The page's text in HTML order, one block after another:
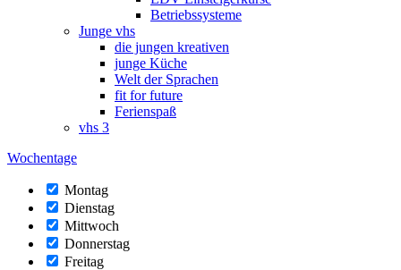
Betriebssysteme
Junge vhs
die jungen kreativen
junge Küche
Welt der Sprachen
fit for future
Ferienspaß
vhs 3
Wochentage
Montag
Dienstag
Mittwoch
Donnerstag
Freitag